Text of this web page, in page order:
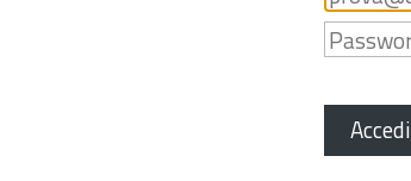
Accedi